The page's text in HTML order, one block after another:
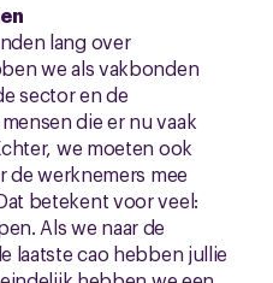
lang over
we als vakbonden
sector en de
die er nu vaak
we moeten ook
de werknemers mee
betekent voor veel:
Als we naar de
laatste cao hebben jullie